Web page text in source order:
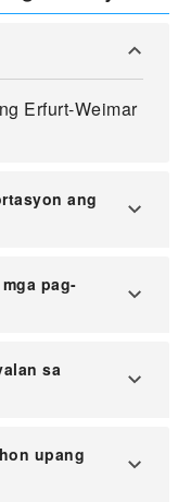
Erfurt-Weimar
ang
tiket, mga
buwanang
pag-
ngunit tulad
alerto,
sa
ang Erfurt
mga
upang